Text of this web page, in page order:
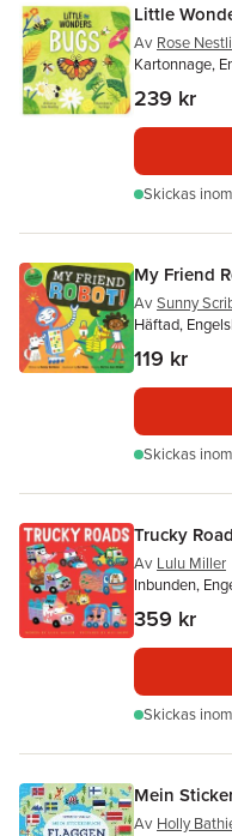
Little
Av Rose
Kartonnage,
239 kr
Skickas
My Friend
Av Sunny
Häftad,
119 kr
Skickas
Trucky
Av Lulu Miller
Inbunden,
359 kr
Skickas
Mein
Av Holly